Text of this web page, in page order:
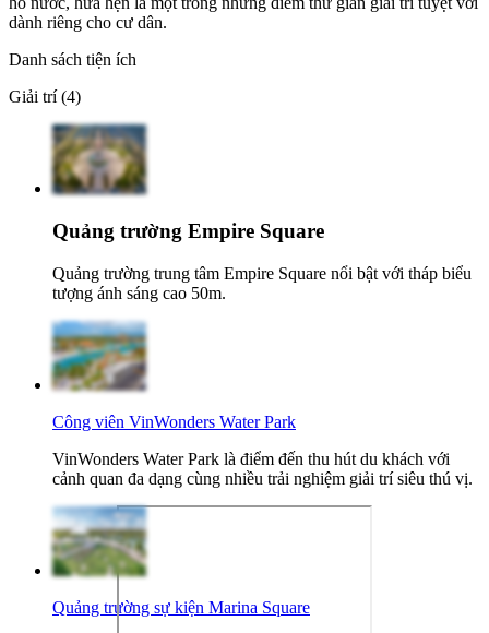
dành riêng cho cư dân.
Danh sách tiện ích
Giải trí (4)
Quảng trường Empire Square
Quảng trường trung tâm Empire Square nổi bật với tháp biểu
tượng ánh sáng cao 50m.
Công viên VinWonders Water Park
VinWonders Water Park là điểm đến thu hút du khách với
cảnh quan đa dạng cùng nhiều trải nghiệm giải trí siêu thú vị.
Quảng trường sự kiện Marina Square